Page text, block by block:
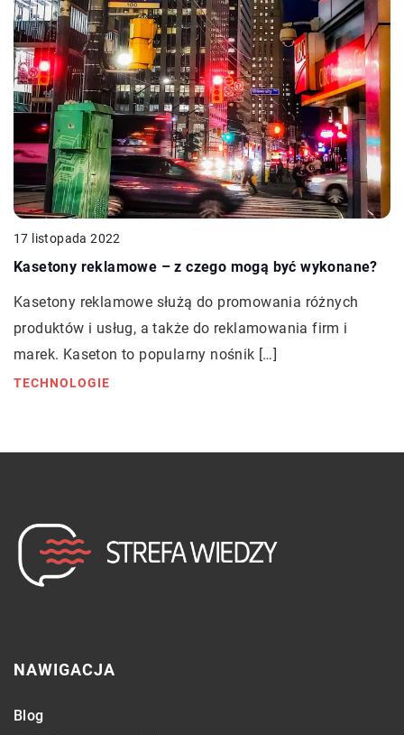
17 listopada 2022
Kasetony reklamowe – z czego mogą być wykonane?
Kasetony reklamowe służą do promowania różnych
produktów i usług, a także do reklamowania firm i
marek. Kaseton to popularny nośnik […]
TECHNOLOGIE
NAWIGACJA
Blog